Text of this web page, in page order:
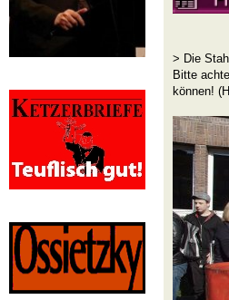
> Die
Bitte
können!